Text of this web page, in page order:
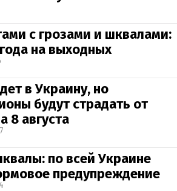
с грозами и шквалами:
на выходных
в Украину, но
будут страдать от
8 августа
по всей Украине
предупреждение